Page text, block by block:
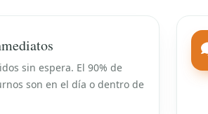
sin espera. El 90% de
son en el día o dentro de